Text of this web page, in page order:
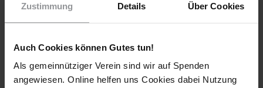
Zustimmung Details Über Cookies
Auch Cookies können Gutes tun!
Als gemeinnütziger Verein sind wir auf Spenden
angewiesen. Online helfen uns Cookies dabei Nutzung
bereits alle 2130 Personen auf freiem Fuß befinden.
Za’our und Lubna al-Za’our eingesetzt haben. Weitere Appelle
HISTORIE DIESER URGENT ACTION